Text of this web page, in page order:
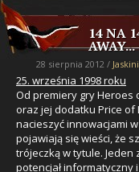
14 NA
AWAY...
28 sierpnia 2012 /
25. września 1998 roku
Od premiery gry Heroes
oraz jej dodatku Price of
nacieszyć innowacjami
pojawiają się wieści, że
trójeczką w tytule. Jeden
potencjał informatyczny